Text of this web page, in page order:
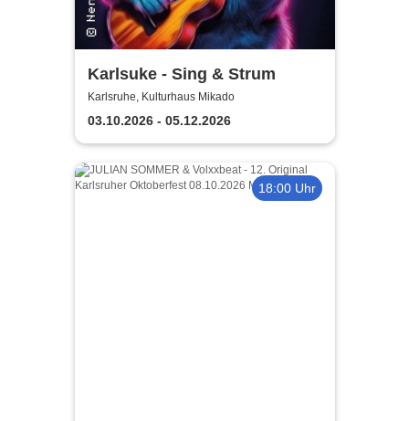
Karlsuke - Sing & Strum
Karlsruhe, Kulturhaus Mikado
03.10.2026 - 05.12.2026
18:00 Uhr